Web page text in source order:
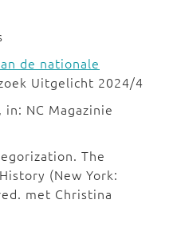
de nationale
Uitgelicht 2024/4
in: NC Magazinie
The
(New York:
met Christina